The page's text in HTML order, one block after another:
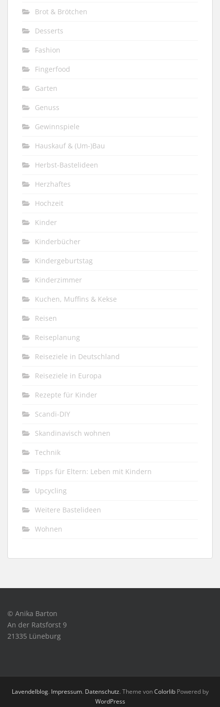
Brot & Brötchen
Desserts
Fashion
Fingerfood
Garten
Genuss
Gewinnspiele
Hauskauf & (Um-)Bau
Herbst-Bastelideen
Herzhaftes
Hochzeit
Kinder
Kinderbücher
Kindergeburtstag
Kinderzimmer
Kuchen, Muffins & Kekse
Reisen
Reiseplanung
Reiseziele in Deutschland
Reiseziele in Europa
Rezepte für Kinder
Scandi-DIY
Skandinavisch wohnen
Technik
Tipps für Eltern: Leben mit Kindern
Upcycling
Weitere Bastelideen
Wohnen
© Anika Barton
An der Ratsforst 9
21335 Lüneburg
Lavendelblog. Impressum. Datenschutz. Theme vonColorlibPowered by
WordPress